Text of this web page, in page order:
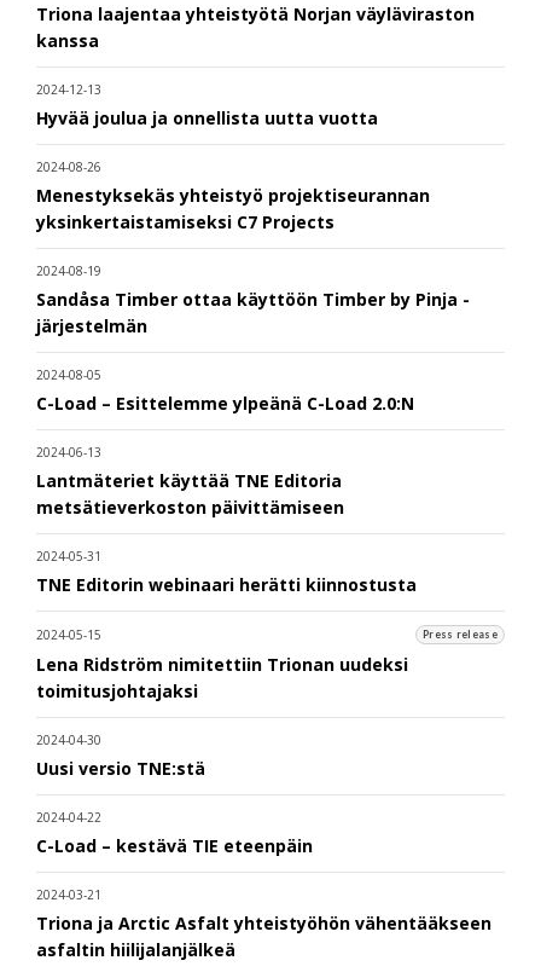
Triona laajentaa yhteistyötä Norjan väyläviraston
kanssa
2024-12-13
Hyvää joulua ja onnellista uutta vuotta
2024-08-26
Menestyksekäs yhteistyö projektiseurannan
yksinkertaistamiseksi C7 Projects
2024-08-19
Sandåsa Timber ottaa käyttöön Timber by Pinja -
järjestelmän
2024-08-05
C-Load – Esittelemme ylpeänä C-Load 2.0:N
2024-06-13
Lantmäteriet käyttää TNE Editoria
metsätieverkoston päivittämiseen
2024-05-31
TNE Editorin webinaari herätti kiinnostusta
2024-05-15 Press release
Lena Ridström nimitettiin Trionan uudeksi
toimitusjohtajaksi
2024-04-30
Uusi versio TNE:stä
2024-04-22
C-Load – kestävä TIE eteenpäin
2024-03-21
Triona ja Arctic Asfalt yhteistyöhön vähentääkseen
asfaltin hiilijalanjälkeä